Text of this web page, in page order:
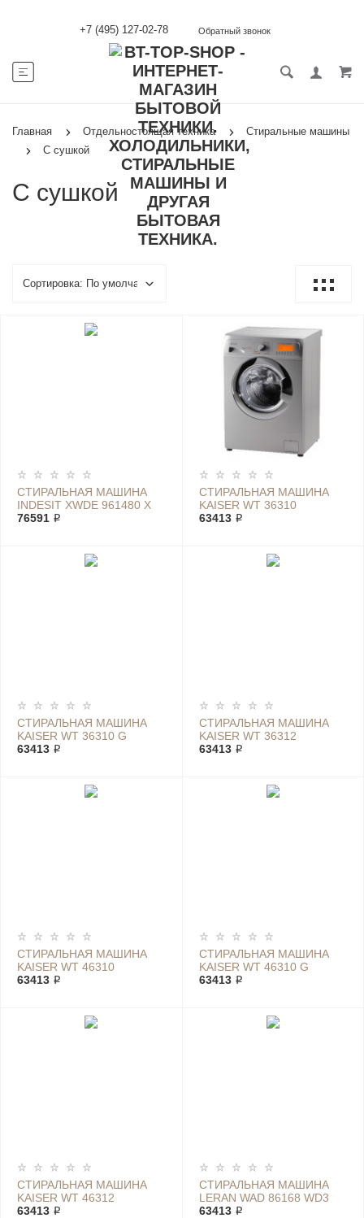
+7 (495) 127-02-78 Обратный звонок
Главная Отдельностоящая техника
Стиральные машины
С сушкой
С сушкой
СТИРАЛЬНАЯ МАШИНА
INDESIT XWDE 961480 X
WSSS
76591 ₽
СТИРАЛЬНАЯ МАШИНА
KAISER WT 36310
63413 ₽
СТИРАЛЬНАЯ МАШИНА
KAISER WT 36310 G
63413 ₽
СТИРАЛЬНАЯ МАШИНА
KAISER WT 36312
63413 ₽
СТИРАЛЬНАЯ МАШИНА
KAISER WT 46310
63413 ₽
СТИРАЛЬНАЯ МАШИНА
KAISER WT 46310 G
63413 ₽
СТИРАЛЬНАЯ МАШИНА
KAISER WT 46312
63413 ₽
СТИРАЛЬНАЯ МАШИНА
LERAN WAD 86168 WD3
63413 ₽